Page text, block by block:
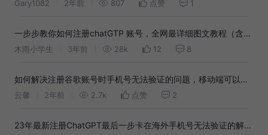
Gary1082 2年前 807 点赞 1
一步步教你如何注册chatGTP 账号，全网最详细图文教程（含手
机号验证和魔法）
木雨小学生 3年前 28k 12 8
如何解决注册谷歌账号时手机号无法验证的问题，移动端可以跳
过或通过手机号验证
云馨 2年前 2.7k 点赞 2
23年最新注册ChatGPT最后一步卡在海外手机号无法验证的解决